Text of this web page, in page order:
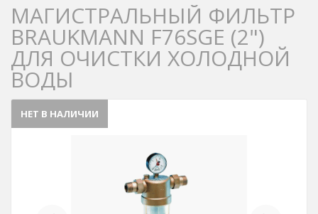
МАГИСТРАЛЬНЫЙ ФИЛЬТР
BRAUKMANN F76SGE (2")
ДЛЯ ОЧИСТКИ ХОЛОДНОЙ
ВОДЫ
НЕТ В НАЛИЧИИ
Previous